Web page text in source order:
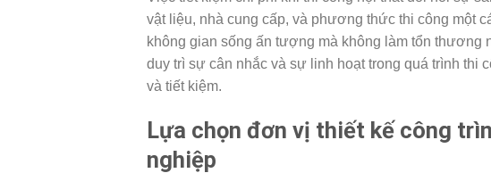
vật liệu, nhà cung cấp, và phương thức thi công một
không gian sống ấn tượng mà không làm tổn thương
duy trì sự cân nhắc và sự linh hoạt trong quá trình thi
và tiết kiệm.
Lựa chọn đơn vị thiết kế công
nghiệp